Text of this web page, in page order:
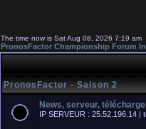
The time now is Sat Aug 08, 2026 7:19 am
PronosFactor Championship Forum
PronosFactor - Saison 2
News, serveur,
IP SERVEUR : 25.52.196.14